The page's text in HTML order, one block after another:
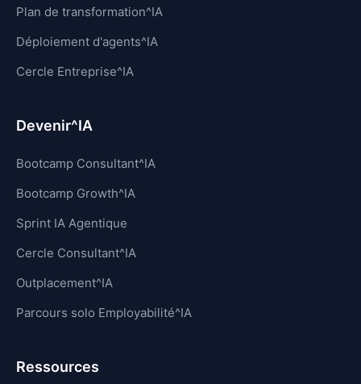
Plan de transformation^IA
Déploiement d'agents^IA
Cercle Entreprise^IA
Devenir^IA
Bootcamp Consultant^IA
Bootcamp Growth^IA
Sprint IA Agentique
Cercle Consultant^IA
Outplacement^IA
Parcours solo Employabilité^IA
Ressources